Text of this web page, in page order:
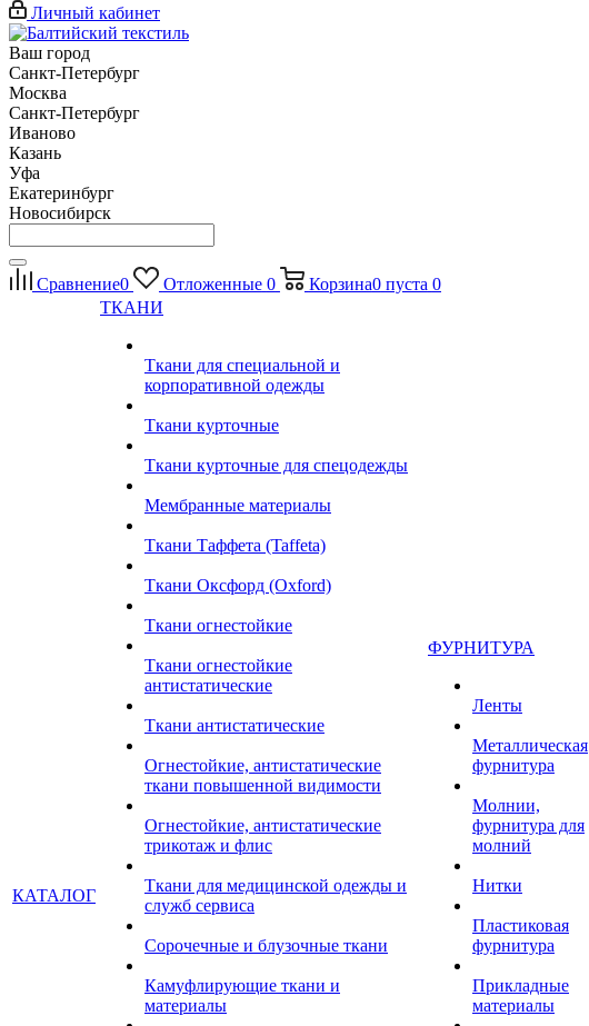
Личный кабинет
Ваш город
Санкт-Петербург
Москва
Санкт-Петербург
Иваново
Казань
Уфа
Екатеринбург
Новосибирск
Сравнение0 Отложенные 0 Корзина0 пуста 0
КАТАЛОГ
ТКАНИ
Ткани для специальной и
корпоративной одежды
Ткани курточные
Ткани курточные для спецодежды
Мембранные материалы
Ткани Таффета (Taffeta)
Ткани Оксфорд (Oxford)
Ткани огнестойкие
Ткани огнестойкие
антистатические
Ткани антистатические
Огнестойкие, антистатические
ткани повышенной видимости
Огнестойкие, антистатические
трикотаж и флис
Ткани для медицинской одежды и
служб сервиса
Сорочечные и блузочные ткани
Камуфлирующие ткани и
материалы
ФУРНИТУРА
Ленты
Металлическая
фурнитура
Молнии,
фурнитура для
молний
Нитки
Пластиковая
фурнитура
Прикладные
материалы